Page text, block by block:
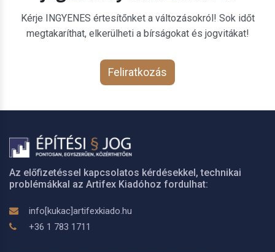
Kérje INGYENES értesítőnket a változásokról! Sok időt
megtakaríthat, elkerülheti a bírságokat és jogvitákat!
Feliratkozás
Az előfizetéssel kapcsolatos kérdésekkel, technikai
problémákkal az Artifex Kiadóhoz fordulhat:
info[kukac]artifexkiado.hu
+36 1 783 1711